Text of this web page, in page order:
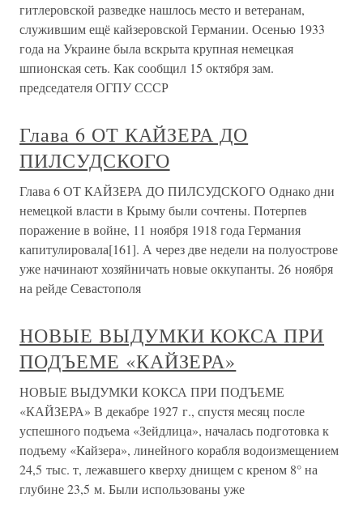
гитлеровской разведке нашлось место и ветеранам,
служившим ещё кайзеровской Германии. Осенью 1933
года на Украине была вскрыта крупная немецкая
шпионская сеть. Как сообщил 15 октября зам.
председателя ОГПУ СССР
Глава 6 ОТ КАЙЗЕРА ДО
ПИЛСУДСКОГО
Глава 6 ОТ КАЙЗЕРА ДО ПИЛСУДСКОГО Однако дни
немецкой власти в Крыму были сочтены. Потерпев
поражение в войне, 11 ноября 1918 года Германия
капитулировала[161]. А через две недели на полуострове
уже начинают хозяйничать новые оккупанты. 26 ноября
на рейде Севастополя
НОВЫЕ ВЫДУМКИ КОКСА ПРИ
ПОДЪЕМЕ «КАЙЗЕРА»
НОВЫЕ ВЫДУМКИ КОКСА ПРИ ПОДЪЕМЕ
«КАЙЗЕРА» В декабре 1927 г., спустя месяц после
успешного подъема «Зейдлица», началась подготовка к
подъему «Кайзера», линейного корабля водоизмещением
24,5 тыс. т, лежавшего кверху днищем с креном 8° на
глубине 23,5 м. Были использованы уже